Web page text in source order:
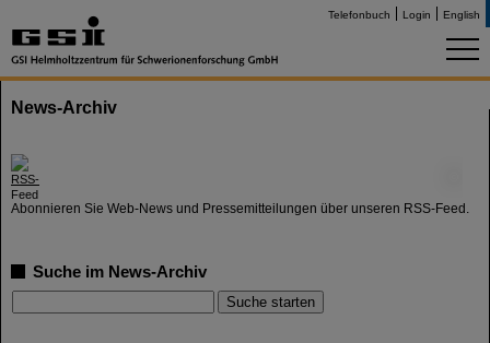
Telefonbuch Login English
News-Archiv
Abonnieren Sie Web-News und Pressemitteilungen über unseren RSS-Feed.
Suche im News-Archiv